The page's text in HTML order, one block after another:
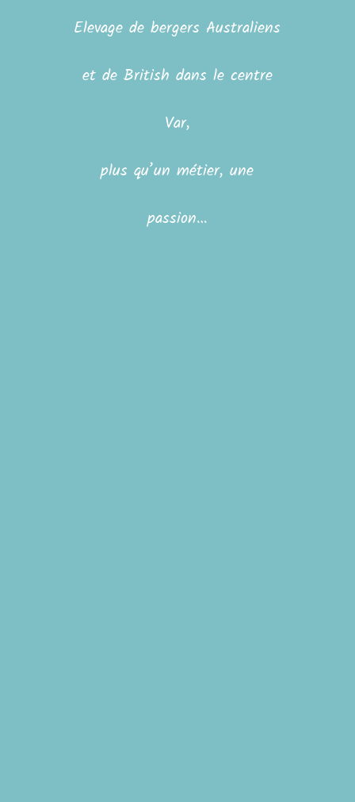
Elevage de bergers Australiens
et de British dans le centre
Var,
plus qu’un métier, une
passion…